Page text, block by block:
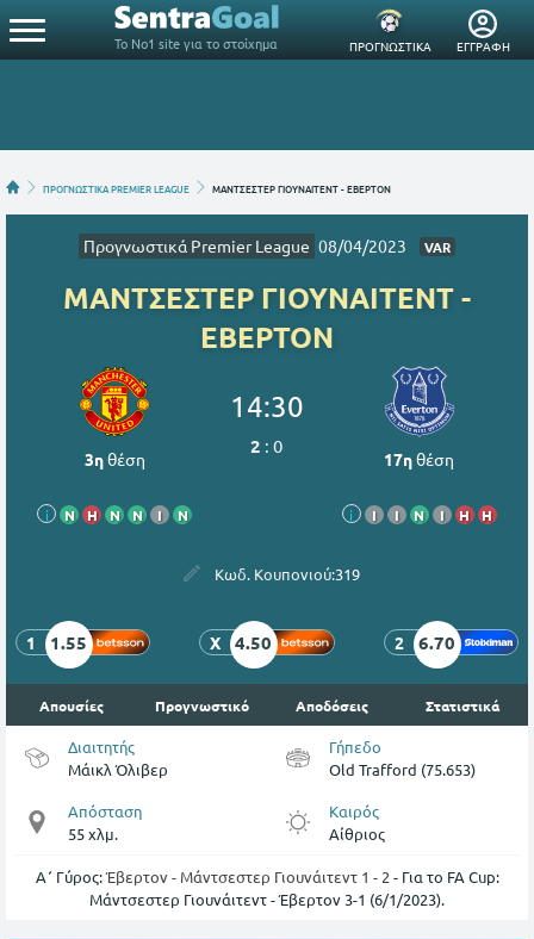
Το Νο1 site για το στοίχημα ΠΡΟΓΝΩΣΤΙΚΑ ΕΓΓΡΑΦΗ
ΠΡΟΓΝΩΣΤΙΚΑ PREMIER LEAGUE ΜΑΝΤΣΕΣΤΕΡ ΓΙΟΥΝΑΙΤΕΝΤ - ΕΒΕΡΤΟΝ
Προγνωστικά Premier League 08/04/2023 VAR
ΜΑΝΤΣΕΣΤΕΡ ΓΙΟΥΝΑΙΤΕΝΤ -
ΕΒΕΡΤΟΝ
3ηθέση
i Ν Η Ν Ν Ι Ν
14:30
2 :0
17ηθέση
i Ι Ι Ν Ι Η Η
Κωδ. Κουπονιού:319
1 1.55 X 4.50 2 6.70
Απουσίες Προγνωστικό Αποδόσεις Στατιστικά
Διαιτητής
Μάικλ Όλιβερ
Γήπεδο
Old Trafford (75.653)
Απόσταση
55 χλμ.
Καιρός
Αίθριος
Α΄ Γύρος:Έβερτον - Μάντσεστερ Γιουνάιτεντ 1 - 2 - Για το FA Cup:
Μάντσεστερ Γιουνάιτεντ - Έβερτον 3-1 (6/1/2023).